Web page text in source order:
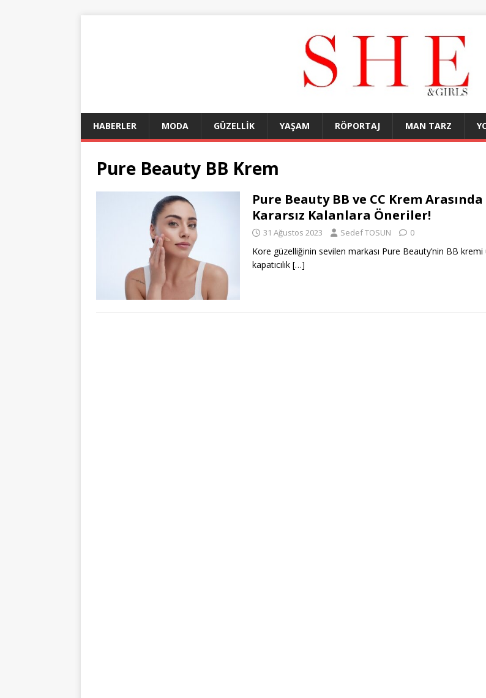
HABERLER MODA GÜZELLİK YAŞAM RÖPORTAJ MAN TARZ
Pure Beauty BB Krem
Pure Beauty BB ve CC Krem Arasında
Kararsız Kalanlara Öneriler!
31 Ağustos 2023 Sedef TOSUN 0
Kore güzelliğinin sevilen markası Pure Beauty’nin BB kremi
kapatıcılık […]